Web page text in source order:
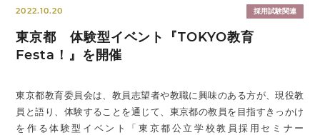
2022.10.20 採用試験関連
東京都 体験型イベント『TOKYO教育
Festa！』を開催
東京都教育委員会は、教員志望者や教職に興味のある方が、現役教
員と語り、体験することを通じて、東京都の教員を目指すきっかけ
を作る体験型イベント「東京都公立学校教員採用セミナー